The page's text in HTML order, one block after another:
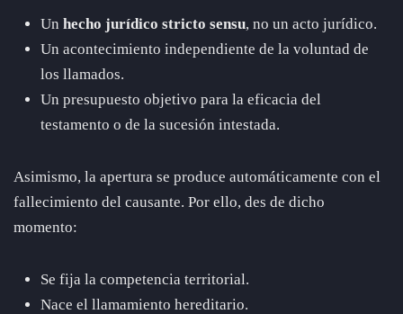
Un hecho jurídico stricto sensu, no un acto jurídico.
Un acontecimiento independiente de la voluntad de
los llamados.
Un presupuesto objetivo para la eficacia del
testamento o de la sucesión intestada.
Asimismo, la apertura se produce automáticamente con el
fallecimiento del causante. Por ello, des de dicho
momento:
Se fija la competencia territorial.
Nace el llamamiento hereditario.